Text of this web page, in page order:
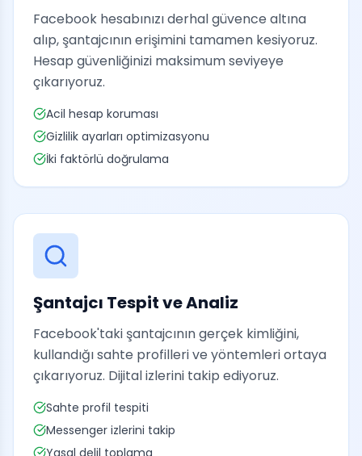
Facebook hesabınızı derhal güvence altına
alıp, şantajcının erişimini tamamen kesiyoruz.
Hesap güvenliğinizi maksimum seviyeye
çıkarıyoruz.
Acil hesap koruması
Gizlilik ayarları optimizasyonu
İki faktörlü doğrulama
Şantajcı Tespit ve Analiz
Facebook'taki şantajcının gerçek kimliğini,
kullandığı sahte profilleri ve yöntemleri ortaya
çıkarıyoruz. Dijital izlerini takip ediyoruz.
Sahte profil tespiti
Messenger izlerini takip
Yasal delil toplama